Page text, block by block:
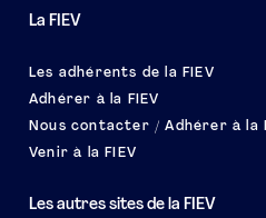
La FIEV
Les adhérents de la FIEV
Adhérer à la FIEV
Nous contacter / Adhérer à la
Venir à la FIEV
Les autres sites de la FIEV